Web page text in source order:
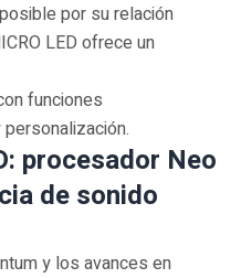
por su relación
LED ofrece un
funciones
procesador Neo
de sonido
y los avances en